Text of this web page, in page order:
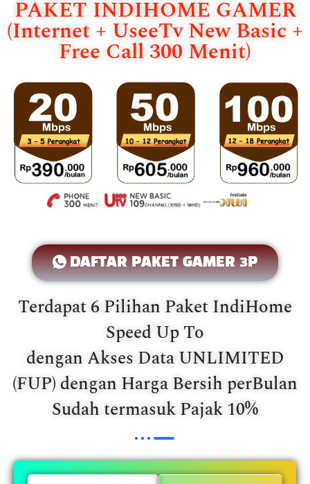
PAKET INDIHOME GAMER
(Internet + UseeTv New Basic +
Free Call 300 Menit)
DAFTAR PAKET GAMER 3P
Terdapat 6 Pilihan Paket IndiHome
Speed Up To
dengan Akses Data UNLIMITED
(FUP) dengan Harga Bersih perBulan
Sudah termasuk Pajak 10%